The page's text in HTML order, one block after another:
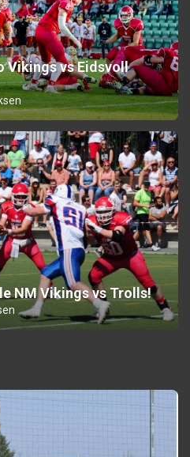
Vikings vs Eidsvoll
NM Vikings vs Trolls!